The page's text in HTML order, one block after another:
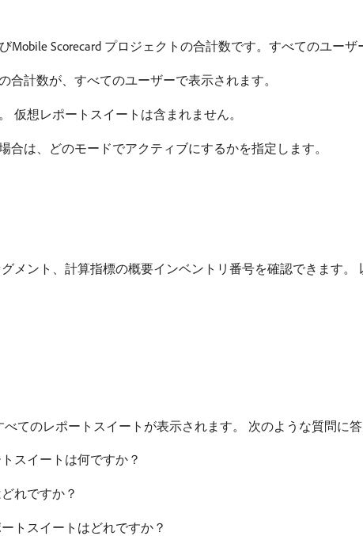
Mobile Scorecard プロジェクトの合計数です。すべてのユーザ
計数が、すべてのユーザーで表示されます。
仮想レポートスイートは含まれません。
は、どのモードでアクティブにするかを指定します。
メント、計算指標の概要インベントリ番号を確認できます
てのレポートスイートが表示されます。 次のような質問に答
スイートは何ですか？
れですか？
トスイートはどれですか？